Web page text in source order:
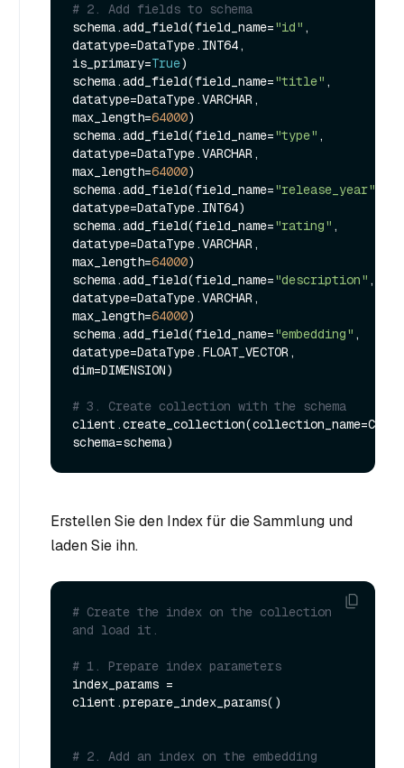
# 2. Add fields to schema
schema.add_field(field_name="id" ,
datatype=DataType.INT64,
is_primary=True)
schema.add_field(field_name="title" ,
datatype=DataType.VARCHAR,
max_length=64000)
schema.add_field(field_name="type" ,
datatype=DataType.VARCHAR,
max_length=64000)
schema.add_field(field_name="release_year"
datatype=DataType.INT64)
schema.add_field(field_name="rating" ,
datatype=DataType.VARCHAR,
max_length=64000)
schema.add_field(field_name="description" ,
datatype=DataType.VARCHAR,
max_length=64000)
schema.add_field(field_name="embedding" ,
datatype=DataType.FLOAT_VECTOR,
dim=DIMENSION)
# 3. Create collection with the schema
Erstellen Sie den Index für die Sammlung und
laden Sie ihn.
# Create the index on the collection
and load it.
# 1. Prepare index parameters
index_params =
client.prepare_index_params()
# 2. Add an index on the embedding